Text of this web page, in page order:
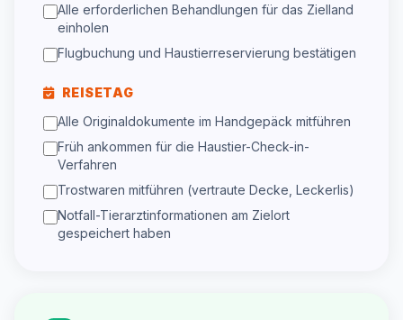
Alle erforderlichen Behandlungen für das Zielland
einholen
Flugbuchung und Haustierreservierung bestätigen
REISETAG
Alle Originaldokumente im Handgepäck mitführen
Früh ankommen für die Haustier-Check-in-
Verfahren
Trostwaren mitführen (vertraute Decke, Leckerlis)
Notfall-Tierarztinformationen am Zielort
gespeichert haben